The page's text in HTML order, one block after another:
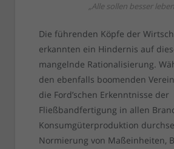
„Alle sollen besser
Die führenden Köpfe der
erkannten ein Hindernis auf
mangelnde Rationalisierung.
den ebenfalls boomenden
die Ford’schen Erkenntnisse der
Fließbandfertigung in allen
Konsumgüterproduktion
Normierung von Maßeinheiten,